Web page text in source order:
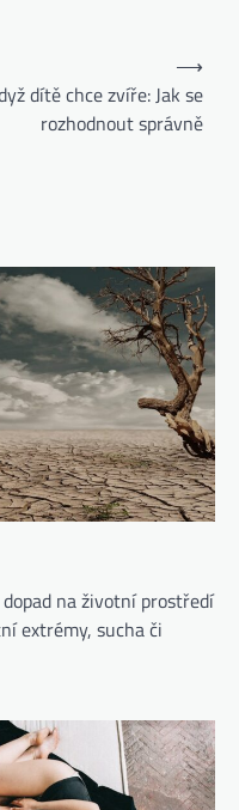
dítě chce zvíře: Jak se
rozhodnout správně
⟶
na životní prostředí
extrémy, sucha či